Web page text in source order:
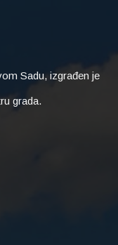
Sadu, izgrađen je
grada.